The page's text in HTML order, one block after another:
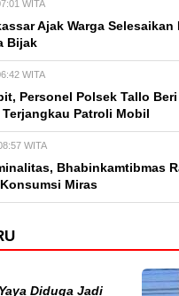
WITA
Ajak Warga Selesaikan
Bijak
WITA
Personel Polsek Tallo Beri
Terjangkau Patroli Mobil
WITA
Bhabinkamtibmas
Miras
Diduga Jadi